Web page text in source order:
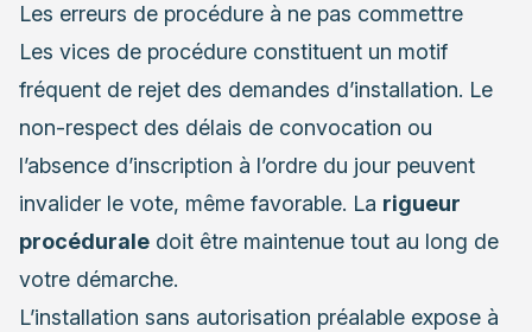
Les erreurs de procédure à ne pas commettre
Les vices de procédure constituent un motif
fréquent de rejet des demandes d’installation. Le
non-respect des délais de convocation ou
l’absence d’inscription à l’ordre du jour peuvent
invalider le vote, même favorable. La rigueur
procédurale doit être maintenue tout au long de
votre démarche.
L’installation sans autorisation préalable expose à